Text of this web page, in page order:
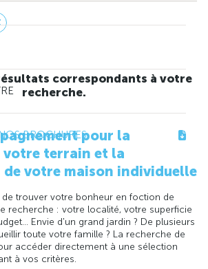
BROCHURES
correspondants à votre
recherche.
pour la
votre terrain et la
votre maison individuelle
trouver votre bonheur en foction de
recherche : votre localité, votre superficie
Envie d'un grand jardin ? De plusieurs
toute votre famille ? La recherche de
accéder directement à une sélection
à vos critères.